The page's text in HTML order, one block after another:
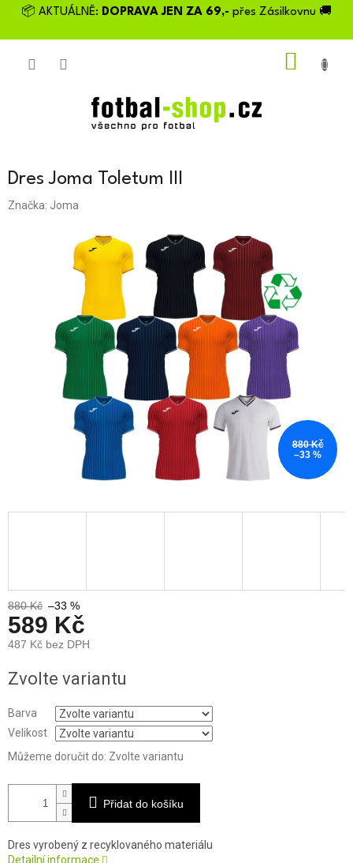
Přejít📦 AKTUÁLNĚ: DOPRAVA JEN ZA 69,- přes Zásilkovnu 🚚
Dres Joma Toletum III
Značka: Joma
880 Kč
–33 %
880 Kč –33 %
589 Kč
487 Kč bez DPH
cena:
Zvolte variantu
Barva
Velikost
Můžeme doručit do: Zvolte variantu
Přidat do košíku
Dres vyrobený z recyklovaného materiálu
Detailní informace